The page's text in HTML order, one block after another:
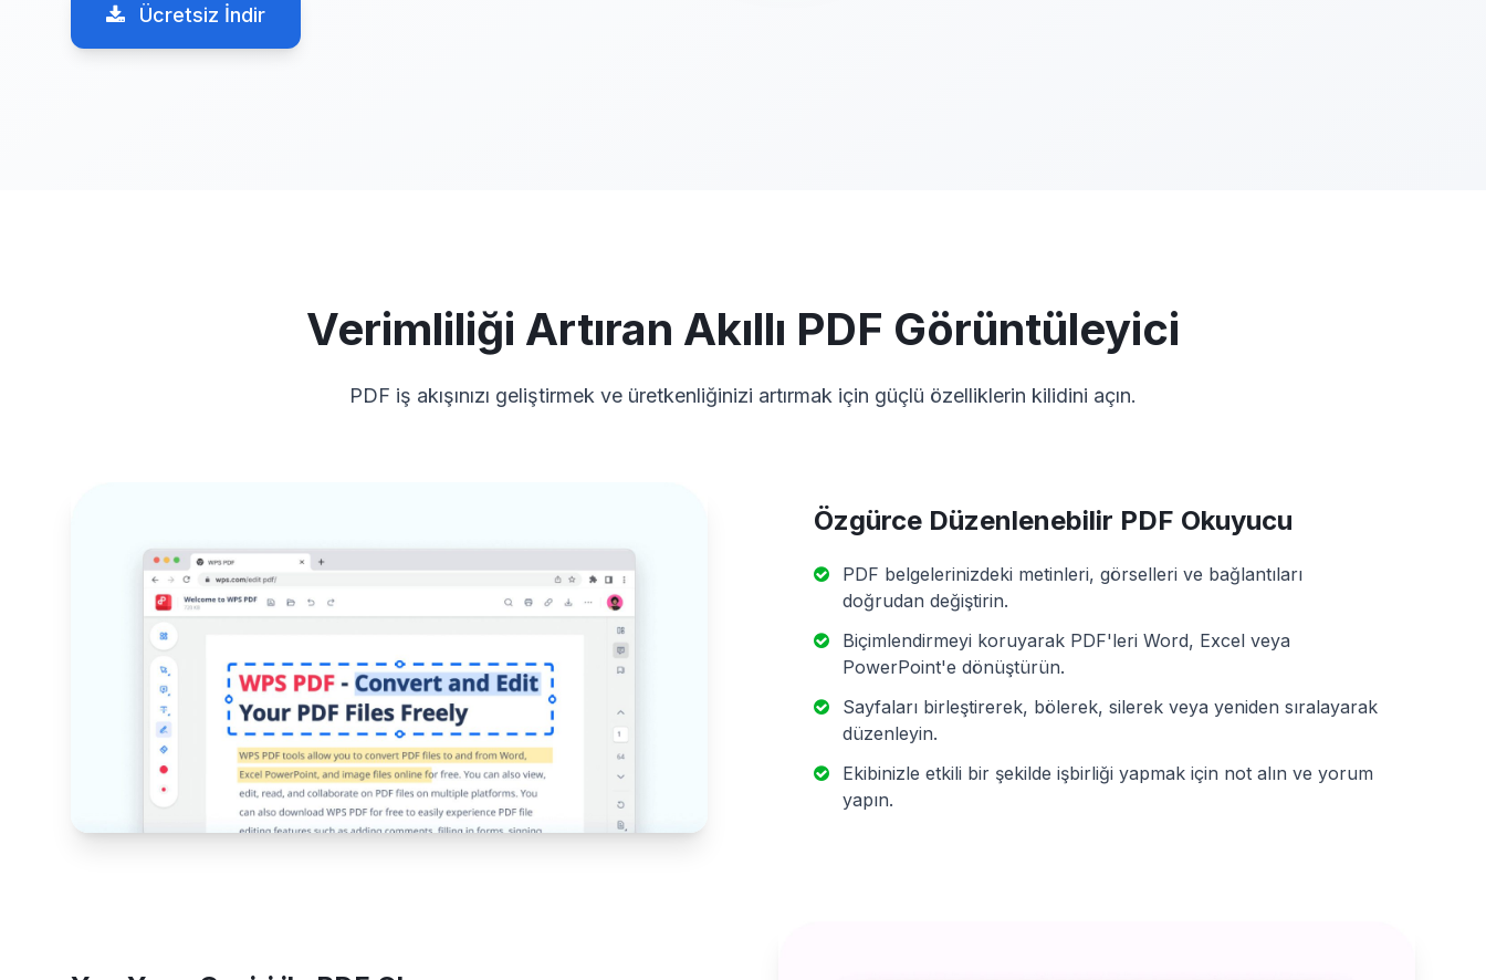
Ücretsiz İndir
Verimliliği Artıran Akıllı PDF Görüntüleyici
PDF iş akışınızı geliştirmek ve üretkenliğinizi artırmak için güçlü özelliklerin kilidini açın.
Özgürce Düzenlenebilir PDF Okuyucu
PDF belgelerinizdeki metinleri, görselleri ve bağlantıları
doğrudan değiştirin.
Biçimlendirmeyi koruyarak PDF'leri Word, Excel veya
PowerPoint'e dönüştürün.
Sayfaları birleştirerek, bölerek, silerek veya yeniden sıralayarak
düzenleyin.
Ekibinizle etkili bir şekilde işbirliği yapmak için not alın ve yorum
yapın.